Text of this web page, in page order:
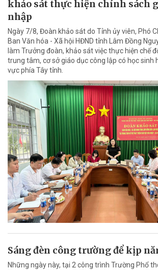
khảo sát thực hiện chính sách
nhập
Ngày 7/8, Đoàn khảo sát do Tỉnh ủy viên, Phó
Ban Văn hóa - Xã hội HĐND tỉnh Lâm Đồng
làm Trưởng đoàn, khảo sát việc thực hiện chế
trung tâm, cơ sở giáo dục công lập có học sinh
vực phía Tây tỉnh.
Sáng đèn công trường để kịp
Những ngày này, tại 2 công trình Trường Phổ